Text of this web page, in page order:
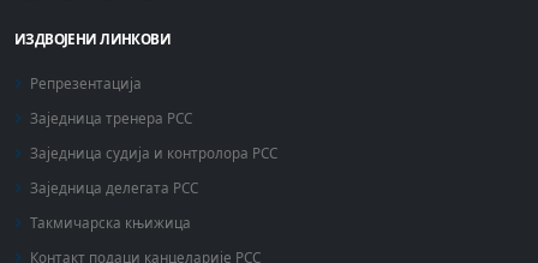
ИЗДВОЈЕНИ ЛИНКОВИ
Репрезентација
Заједница тренера РСС
Заједница судија и контролора РСС
Заједница делегата РСС
Такмичарска књижица
Контакт подаци канцеларије РСС